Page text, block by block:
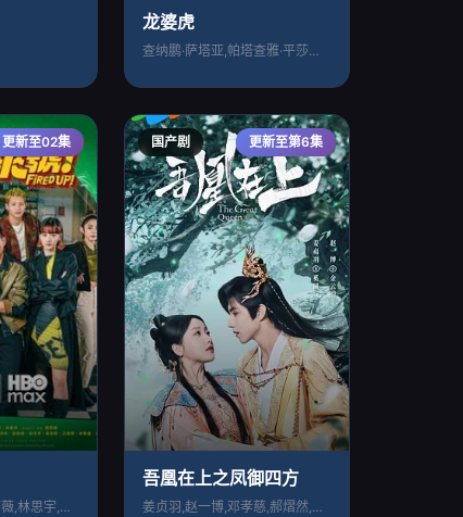
龙婆虎
查纳鹏·萨塔亚,帕塔查雅·平莎莫,维察亚
更新至02集
周兴哲,袁澧林,邵雨薇,林思宇,黄冠智,
国产剧 更新至第6集
吾凰在上之凤御四方
姜贞羽,赵一博,邓孝慈,郝熠然,林亚冬,